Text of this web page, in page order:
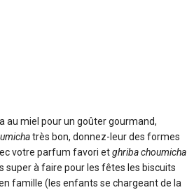
au miel pour un goûter gourmand,
très bon, donnez-leur des formes
votre parfum favori etghriba choumicha
à faire pour les fêtes les biscuits
famille (les enfants se chargeant de la